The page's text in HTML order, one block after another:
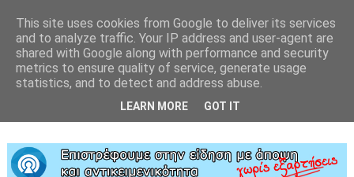
This site uses cookies from Google to deliver its services
and to analyze traffic. Your IP address and user-agent are
shared with Google along with performance and security
metrics to ensure quality of service, generate usage
statistics, and to detect and address abuse.
LEARN MORE GOT IT